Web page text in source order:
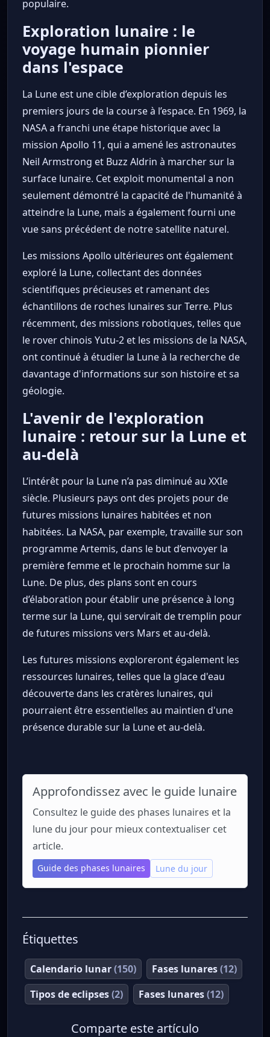
populaire.
Exploration lunaire : le
voyage humain pionnier
dans l'espace
La Lune est une cible d’exploration depuis les
premiers jours de la course à l’espace. En 1969, la
NASA a franchi une étape historique avec la
mission Apollo 11, qui a amené les astronautes
Neil Armstrong et Buzz Aldrin à marcher sur la
surface lunaire. Cet exploit monumental a non
seulement démontré la capacité de l'humanité à
atteindre la Lune, mais a également fourni une
vue sans précédent de notre satellite naturel.
Les missions Apollo ultérieures ont également
exploré la Lune, collectant des données
scientifiques précieuses et ramenant des
échantillons de roches lunaires sur Terre. Plus
récemment, des missions robotiques, telles que
le rover chinois Yutu-2 et les missions de la NASA,
ont continué à étudier la Lune à la recherche de
davantage d'informations sur son histoire et sa
géologie.
L'avenir de l'exploration
lunaire : retour sur la Lune et
au-delà
L’intérêt pour la Lune n’a pas diminué au XXIe
siècle. Plusieurs pays ont des projets pour de
futures missions lunaires habitées et non
habitées. La NASA, par exemple, travaille sur son
programme Artemis, dans le but d’envoyer la
première femme et le prochain homme sur la
Lune. De plus, des plans sont en cours
d’élaboration pour établir une présence à long
terme sur la Lune, qui servirait de tremplin pour
de futures missions vers Mars et au-delà.
Les futures missions exploreront également les
ressources lunaires, telles que la glace d'eau
découverte dans les cratères lunaires, qui
pourraient être essentielles au maintien d'une
présence durable sur la Lune et au-delà.
Approfondissez avec le guide lunaire
Consultez le guide des phases lunaires et la
lune du jour pour mieux contextualiser cet
article.
Guide des phases lunaires Lune du jour
Étiquettes
Calendario lunar(150) Fases lunares(12)
Tipos de eclipses(2) Fases lunares(12)
Comparte este artículo